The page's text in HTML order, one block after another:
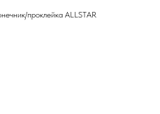
проклейка ALLSTAR